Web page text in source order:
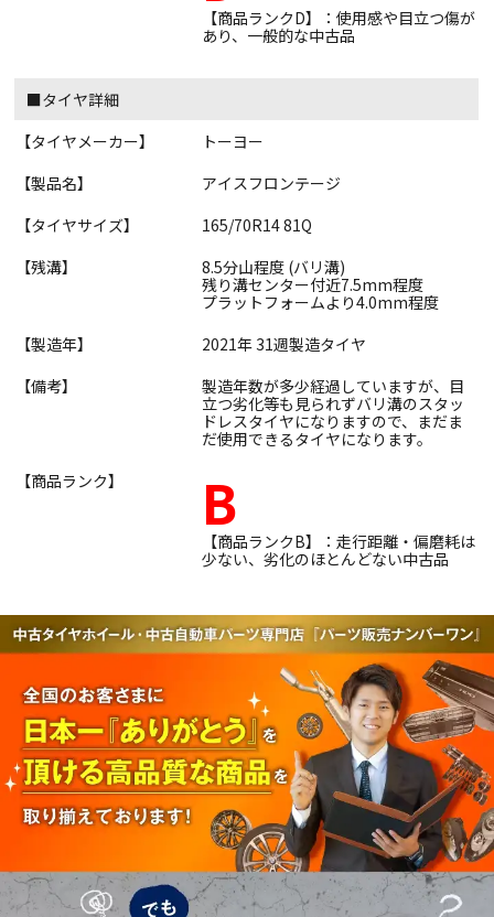
【商品ランクD】：使用感や目立つ傷が
あり、一般的な中古品
■タイヤ詳細
【タイヤメーカー】
トーヨー
【製品名】
アイスフロンテージ
【タイヤサイズ】
165/70R14 81Q
【残溝】
8.5分山程度 (バリ溝)
残り溝センター付近7.5mm程度
プラットフォームより4.0mm程度
【製造年】
2021年 31週製造タイヤ
【備考】
製造年数が多少経過していますが、目
立つ劣化等も見られずバリ溝のスタッ
ドレスタイヤになりますので、まだま
だ使用できるタイヤになります。
【商品ランク】
B
【商品ランクB】：走行距離・偏磨耗は
少ない、劣化のほとんどない中古品